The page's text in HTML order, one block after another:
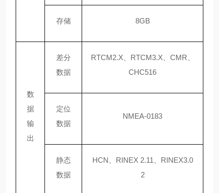
存储 8GB
数
据
输
出
差分
数据
RTCM2.X、RTCM3.X、CMR、
CHC516
定位
数据
NMEA-0183
静态
数据
HCN、RINEX 2.11、RINEX3.0
2